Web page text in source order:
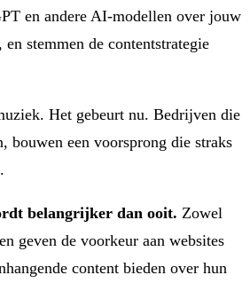
en andere AI-modellen over jouw
stemmen de contentstrategie
Het gebeurt nu. Bedrijven die
bouwen een voorsprong die straks
belangrijker dan ooit. Zowel
geven de voorkeur aan websites
content bieden over hun